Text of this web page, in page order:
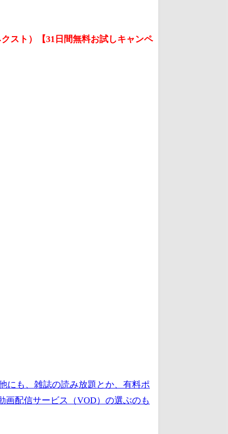
スト）【31日間無料お試しキャンペ
にも、雑誌の読み放題とか、有料ポ
画配信サービス（VOD）の選ぶのも